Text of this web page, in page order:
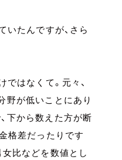
いたんですが、さら
はなくて。元々、
野が低いことにあり
下から数えた方が断
格差だったりです
比などを数値とし